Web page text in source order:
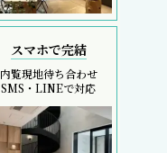
スマホで完結
内覧現地待ち合わせ
SMS・LINEで対応